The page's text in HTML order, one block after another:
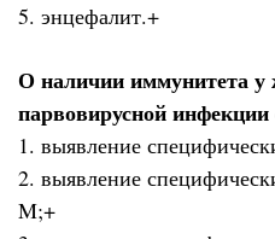
5. энцефалит.+
О наличии иммунитета
парвовирусной инфекции
1. выявление
2. выявление
M;+